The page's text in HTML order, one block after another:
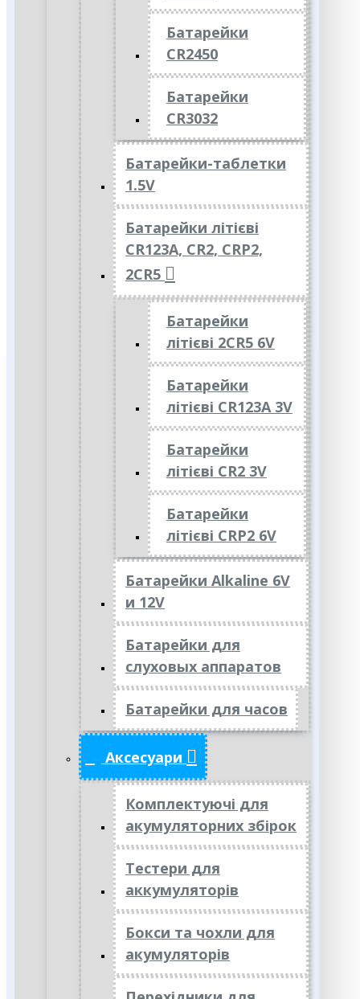
Батарейки
CR2450
Батарейки
CR3032
Батарейки-таблетки
1.5V
Батарейки літієві
CR123A, CR2, CRP2,
2CR5
Батарейки
літієві 2CR5 6V
Батарейки
літієві CR123A 3V
Батарейки
літієві CR2 3V
Батарейки
літієві CRP2 6V
Батарейки Alkaline 6V
и 12V
Батарейки для
слуховых аппаратов
Батарейки для часов
Аксесуари
Комплектуючі для
акумуляторних збірок
Тестери для
аккумуляторів
Бокси та чохли для
акумуляторів